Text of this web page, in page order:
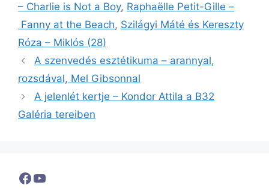
– Charlie is Not a Boy, Raphaëlle Petit-Gille –
Fanny at the Beach, Szilágyi Máté és Kereszty
Róza – Miklós (28)
A szenvedés esztétikuma – arannyal,
rozsdával, Mel Gibsonnal
A jelenlét kertje – Kondor Attila a B32
Galéria tereiben
Facebook
YouTube